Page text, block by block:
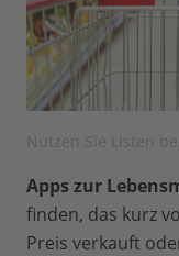
Apps zur
finden, das kurz
Preis verkauft